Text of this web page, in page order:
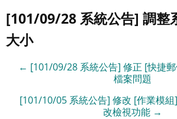
[101/09/28 系統公告] 調整
大小
← [101/09/28 系統公告] 修正 [快捷
檔案問題
[101/10/05 系統公告] 修改 [作業模
改檢視功能 →